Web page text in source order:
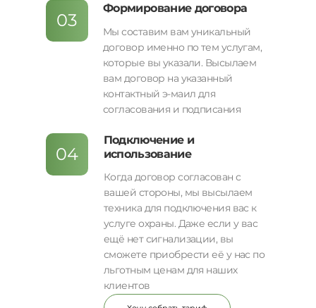
Формирование договора
Мы составим вам уникальный
договор именно по тем услугам,
которые вы указали. Высылаем
вам договор на указанный
контактный э-маил для
согласования и подписания
Подключение и
использование
Когда договор согласован с
вашей стороны, мы высылаем
техника для подключения вас к
услуге охраны. Даже если у вас
ещё нет сигнализации, вы
сможете приобрести её у нас по
льготным ценам для наших
клиентов
03
04